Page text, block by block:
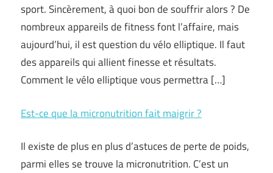
sport. Sincèrement, à quoi bon de souffrir alors ? De
nombreux appareils de fitness font l’affaire, mais
aujourd’hui, il est question du vélo elliptique. Il faut
des appareils qui allient finesse et résultats.
Comment le vélo elliptique vous permettra […]
Est-ce que la micronutrition fait maigrir ?
Il existe de plus en plus d’astuces de perte de poids,
parmi elles se trouve la micronutrition. C’est un